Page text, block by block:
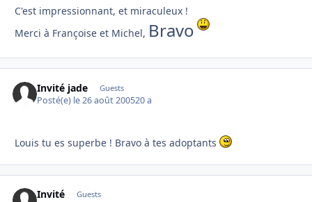
C'est impressionnant, et miraculeux !
Merci à Françoise et Michel, Bravo
Invité jade Guests
Posté(e) le 26 août 200520 a
Louis tu es superbe ! Bravo à tes adoptants
Invité Guests